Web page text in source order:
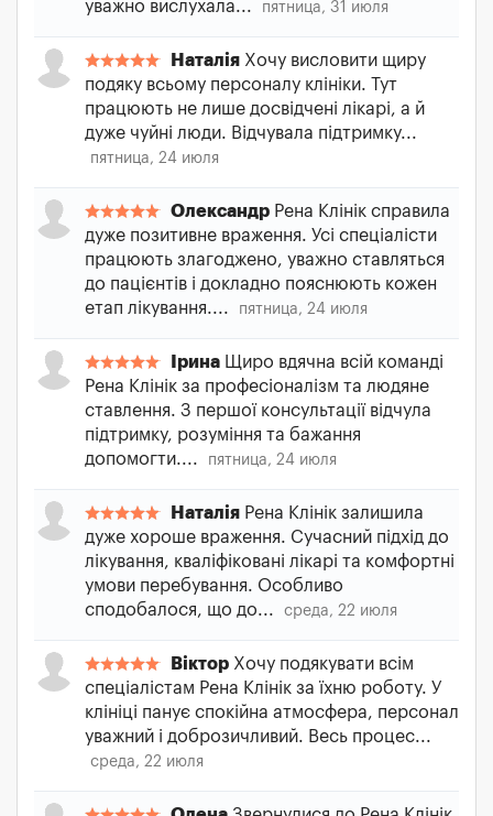
уважно вислухала...
пятница, 31 июля
Наталія Хочу висловити щиру
подяку всьому персоналу клініки. Тут
працюють не лише досвідчені лікарі, а й
дуже чуйні люди. Відчувала підтримку...
пятница, 24 июля
Олександр Рена Клінік справила
дуже позитивне враження. Усі спеціалісти
працюють злагоджено, уважно ставляться
до пацієнтів і докладно пояснюють кожен
етап лікування....
пятница, 24 июля
Ірина Щиро вдячна всій команді
Рена Клінік за професіоналізм та людяне
ставлення. З першої консультації відчула
підтримку, розуміння та бажання
допомогти....
пятница, 24 июля
Наталія Рена Клінік залишила
дуже хороше враження. Сучасний підхід до
лікування, кваліфіковані лікарі та комфортні
умови перебування. Особливо
сподобалося, що до...
среда, 22 июля
Віктор Хочу подякувати всім
спеціалістам Рена Клінік за їхню роботу. У
клініці панує спокійна атмосфера, персонал
уважний і доброзичливий. Весь процес...
среда, 22 июля